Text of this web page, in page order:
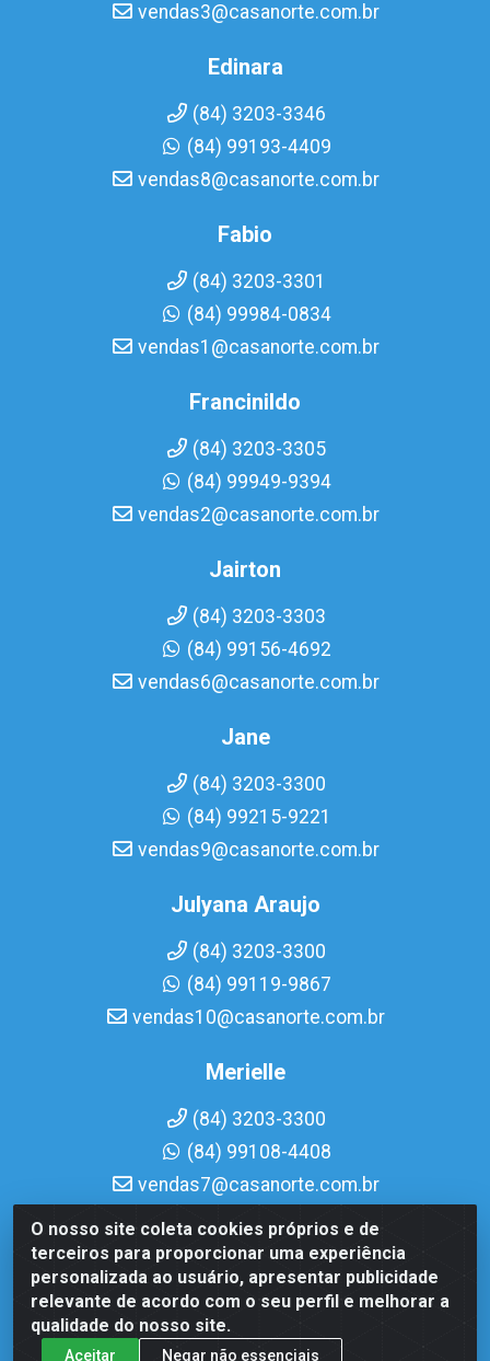
O nosso site coleta cookies próprios e de
terceiros para proporcionar uma experiência
personalizada ao usuário, apresentar publicidade
relevante de acordo com o seu perfil e melhorar a
qualidade do nosso site.
Aceitar Negar não essenciais
vendas3@casanorte.com.br
Edinara
(84) 3203-3346
(84) 99193-4409
vendas8@casanorte.com.br
Fabio
(84) 3203-3301
(84) 99984-0834
vendas1@casanorte.com.br
Francinildo
(84) 3203-3305
(84) 99949-9394
vendas2@casanorte.com.br
Jairton
(84) 3203-3303
(84) 99156-4692
vendas6@casanorte.com.br
Jane
(84) 3203-3300
(84) 99215-9221
vendas9@casanorte.com.br
Julyana Araujo
(84) 3203-3300
(84) 99119-9867
vendas10@casanorte.com.br
Merielle
(84) 3203-3300
(84) 99108-4408
vendas7@casanorte.com.br
Casa Norte LTDA - Av. Interventor Mário Câmara, 1815 -
Dix-Sept Rosado, Natal/RN - CEP 59054-600 - CNPJ
08.713.513/0001-51